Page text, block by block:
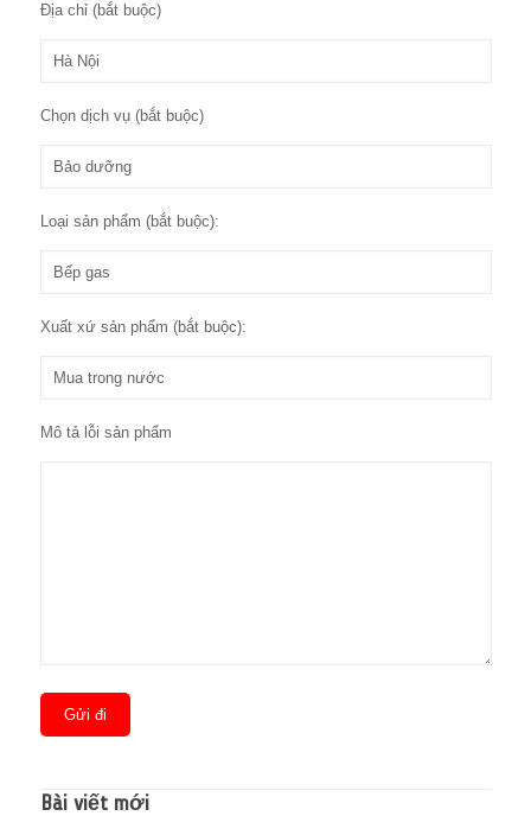
Địa chỉ (bắt buộc)
Chọn dịch vụ (bắt buộc)
Loại sản phẩm (bắt buộc):
Xuất xứ sản phẩm (bắt buộc):
Mô tả lỗi sản phẩm
Bài viết mới